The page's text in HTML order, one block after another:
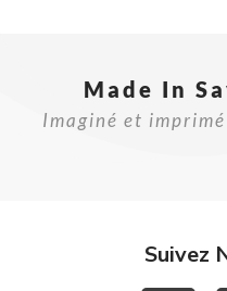
Made In
Imaginé et
Suivez